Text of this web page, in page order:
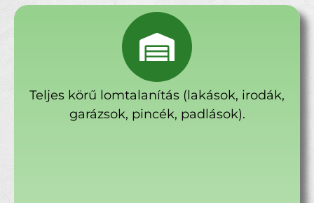
Teljes körű lomtalanítás (lakások, irodák,
garázsok, pincék, padlások).